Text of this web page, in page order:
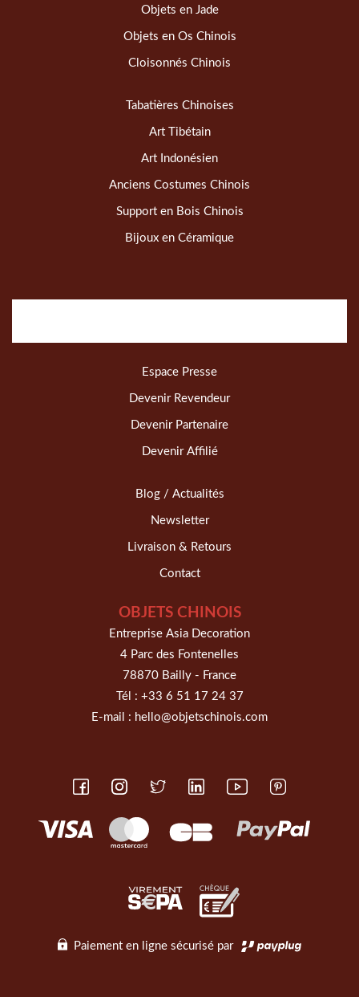
Objets en Jade
Objets en Os Chinois
Cloisonnés Chinois
Tabatières Chinoises
Art Tibétain
Art Indonésien
Anciens Costumes Chinois
Support en Bois Chinois
Bijoux en Céramique
Espace Presse
Devenir Revendeur
Devenir Partenaire
Devenir Affilié
Blog / Actualités
Newsletter
Livraison & Retours
Contact
OBJETS CHINOIS
Entreprise Asia Decoration
4 Parc des Fontenelles
78870 Bailly - France
Tél : +33 6 51 17 24 37
E-mail : hello@objetschinois.com
Paiement en ligne sécurisé par